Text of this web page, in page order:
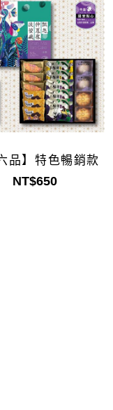
品】特色暢銷款
NT$650